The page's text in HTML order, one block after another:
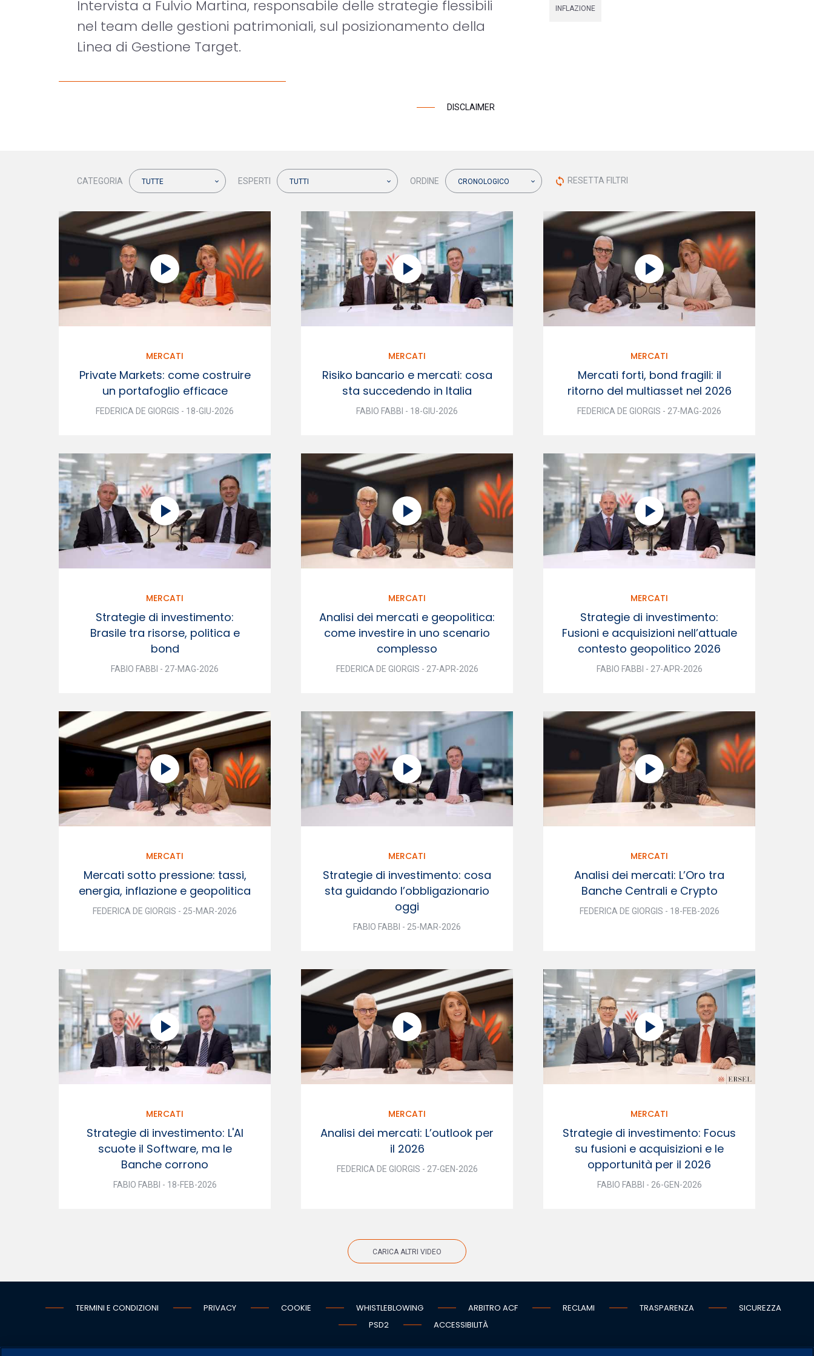
Intervista a Fulvio Martina, responsabile delle strategie flessibili
nel team delle gestioni patrimoniali, sul posizionamento della
Linea di Gestione Target.
DISCLAIMER
INFLAZIONE
CATEGORIA TUTTE ESPERTI TUTTI ORDINE CRONOLOGICO sync RESETTA FILTRI
MERCATI
Private Markets: come costruire
un portafoglio efficace
FEDERICA DE GIORGIS - 18-GIU-2026
MERCATI
Risiko bancario e mercati: cosa
sta succedendo in Italia
FABIO FABBI - 18-GIU-2026
MERCATI
Mercati forti, bond fragili: il
ritorno del multiasset nel 2026
FEDERICA DE GIORGIS - 27-MAG-2026
MERCATI
Strategie di investimento:
Brasile tra risorse, politica e
bond
FABIO FABBI - 27-MAG-2026
MERCATI
Analisi dei mercati e geopolitica:
come investire in uno scenario
complesso
FEDERICA DE GIORGIS - 27-APR-2026
MERCATI
Strategie di investimento:
Fusioni e acquisizioni nell’attuale
contesto geopolitico 2026
FABIO FABBI - 27-APR-2026
MERCATI
Mercati sotto pressione: tassi,
energia, inflazione e geopolitica
FEDERICA DE GIORGIS - 25-MAR-2026
MERCATI
Strategie di investimento: cosa
sta guidando l’obbligazionario
oggi
FABIO FABBI - 25-MAR-2026
MERCATI
Analisi dei mercati: L’Oro tra
Banche Centrali e Crypto
FEDERICA DE GIORGIS - 18-FEB-2026
MERCATI
Strategie di investimento: L'AI
scuote il Software, ma le
Banche corrono
FABIO FABBI - 18-FEB-2026
MERCATI
Analisi dei mercati: L’outlook per
il 2026
FEDERICA DE GIORGIS - 27-GEN-2026
MERCATI
Strategie di investimento: Focus
su fusioni e acquisizioni e le
opportunità per il 2026
FABIO FABBI - 26-GEN-2026
CARICA ALTRI VIDEO
TERMINI E CONDIZIONI PRIVACY COOKIE WHISTLEBLOWING ARBITRO ACF RECLAMI TRASPARENZA
SICUREZZA
PSD2
ACCESSIBILITÀ